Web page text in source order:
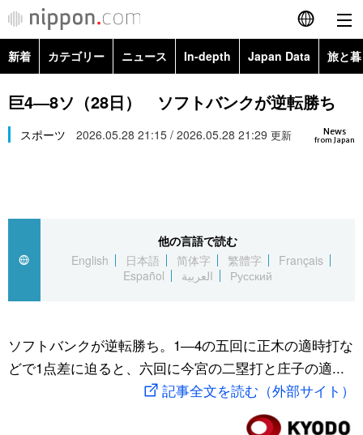
English
简体字
繁體字
العربية
社会
旅と暮らし
新着 カテゴリー ニュース In-depth Japan Data 旅と
政治・外交
経済・ビジネス
社会
文化
科学・技術
暮らし
Topics
Images
お知らせ
巨4―8ソ（28日） ソフトバンクが逆転勝ち
News
from Japan
スポーツ 2026.05.28 21:15 / 2026.05.28 21:29 更新
他の言語で読む
English
日本語 简体字 繁體字
Français
Español
العربية Русский
ソフトバンクが逆転勝ち。1―4の五回に正木の適時打な
どで1点差に迫ると、六回に今宮の二塁打と庄子の適...
記事全文を読む（外部サイト）